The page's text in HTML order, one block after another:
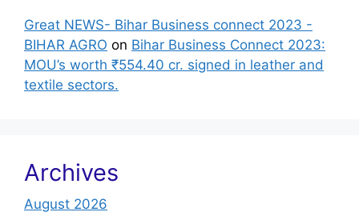
Great NEWS- Bihar Business connect 2023 -
BIHAR AGRO on Bihar Business Connect 2023:
MOU’s worth ₹554.40 cr. signed in leather and
textile sectors.
Archives
August 2026